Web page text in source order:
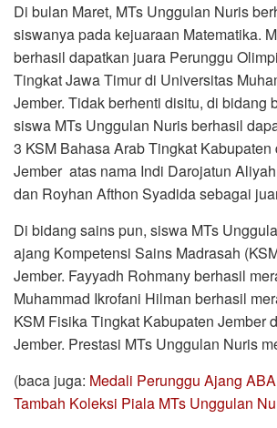
Di bulan Maret, MTs Unggulan Nuris
siswanya pada kejuaraan Matematika.
berhasil dapatkan juara Perunggu
Tingkat Jawa Timur di Universitas
Jember. Tidak berhenti disitu, di bidang
siswa MTs Unggulan Nuris berhasil
3 KSM Bahasa Arab Tingkat Kabupaten
Jember atas nama Indi Darojatun
dan Royhan Afthon Syadida sebagai
Di bidang sains pun, siswa MTs
ajang Kompetensi Sains Madrasah
Jember. Fayyadh Rohmany berhasil
Muhammad Ikrofani Hilman berhasil
KSM Fisika Tingkat Kabupaten Jember
Jember. Prestasi MTs Unggulan Nuris
(baca juga: Medali Perunggu Ajang
Tambah Koleksi Piala MTs Unggulan